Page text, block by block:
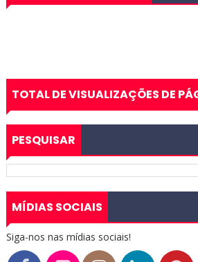
TOTAL DE VISUALIZAÇÕES DE
PESQUISAR
MÍDIAS SOCIAIS
Siga-nos nas mídias sociais!